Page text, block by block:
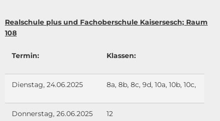
Realschule plus und Fachoberschule Kaisersesch; Raum
108
Termin: Klassen:
Dienstag, 24.06.2025 8a, 8b, 8c, 9d, 10a, 10b, 10c,
Donnerstag, 26.06.2025 12